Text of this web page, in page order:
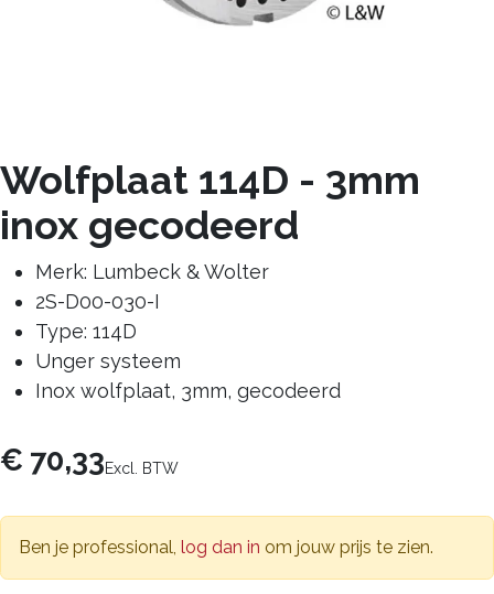
Wolfplaat 114D - 3mm
inox gecodeerd
Merk: Lumbeck & Wolter
2S-D00-030-I
Type: 114D
Unger systeem
Inox wolfplaat, 3mm, gecodeerd
€ 70,33Excl. BTW
Ben je professional, log dan in om jouw prijs te zien.